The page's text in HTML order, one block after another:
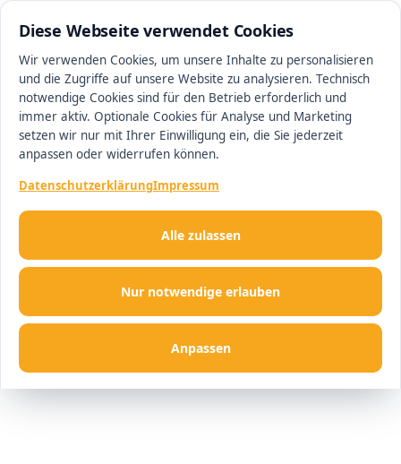
Diese Webseite verwendet Cookies
Wir verwenden Cookies, um unsere Inhalte zu personalisieren
und die Zugriffe auf unsere Website zu analysieren. Technisch
notwendige Cookies sind für den Betrieb erforderlich und
immer aktiv. Optionale Cookies für Analyse und Marketing
setzen wir nur mit Ihrer Einwilligung ein, die Sie jederzeit
anpassen oder widerrufen können.
DatenschutzerklärungImpressum
Nur notwendige erlauben
Anpassen
Alle zulassen